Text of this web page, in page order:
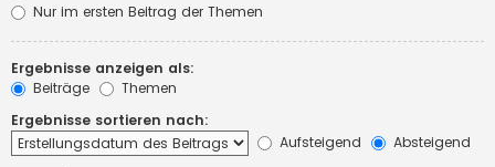
Nur im ersten Beitrag der Themen
Ergebnisse anzeigen als:
Beiträge
Themen
Ergebnisse sortieren nach:
Aufsteigend
Absteigend